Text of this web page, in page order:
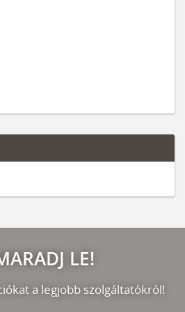
LE!
a legjobb szolgáltatókról!